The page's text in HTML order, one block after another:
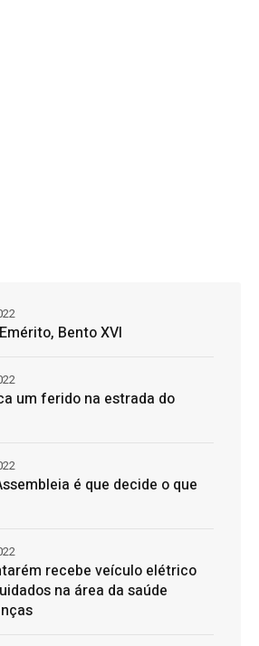
Bento XVI
um ferido na estrada do
é que decide o que
recebe veículo elétrico
na área da saúde